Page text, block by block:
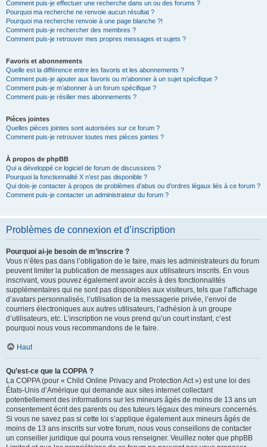
Comment puis-je effectuer une recherche dans un ou des forums ?
Pourquoi ma recherche ne renvoie aucun résultat ?
Pourquoi ma recherche renvoie à une page blanche ?!
Comment puis-je rechercher des membres ?
Comment puis-je retrouver mes propres messages et sujets ?
Favoris et abonnements
Quelle est la différence entre les favoris et les abonnements ?
Comment puis-je ajouter aux favoris ou m’abonner à un sujet spécifique ?
Comment puis-je m’abonner à un forum spécifique ?
Comment puis-je résilier mes abonnements ?
Pièces jointes
Quelles pièces jointes sont autorisées sur ce forum ?
Comment puis-je retrouver toutes mes pièces jointes ?
À propos de phpBB
Qui a développé ce logiciel de forum de discussions ?
Pourquoi la fonctionnalité X n’est pas disponible ?
Qui dois-je contacter à propos de problèmes d’abus ou d’ordres légaux liés à ce forum ?
Comment puis-je contacter un administrateur du forum ?
Problèmes de connexion et d’inscription
Pourquoi ai-je besoin de m’inscrire ?
Vous n’êtes pas dans l’obligation de le faire, mais les administrateurs du forum
peuvent limiter la publication de messages aux utilisateurs inscrits. En vous
inscrivant, vous pouvez également avoir accès à des fonctionnalités
supplémentaires qui ne sont pas disponibles aux visiteurs, tels que l’affichage
d’avatars personnalisés, l’utilisation de la messagerie privée, l’envoi de
courriers électroniques aux autres utilisateurs, l’adhésion à un groupe
d’utilisateurs, etc. L’inscription ne vous prend qu’un court instant, c’est
pourquoi nous vous recommandons de le faire.
Haut
Qu’est-ce que la COPPA ?
La COPPA (pour « Child Online Privacy and Protection Act ») est une loi des
États-Unis d’Amérique qui demande aux sites internet collectant
potentiellement des informations sur les mineurs âgés de moins de 13 ans un
consentement écrit des parents ou des tuteurs légaux des mineurs concernés.
Si vous ne savez pas si cette loi s’applique également aux mineurs âgés de
moins de 13 ans inscrits sur votre forum, nous vous conseillons de contacter
un conseiller juridique qui pourra vous renseigner. Veuillez noter que phpBB